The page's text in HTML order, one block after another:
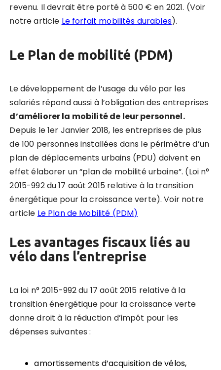
revenu. Il devrait être porté à 500 € en 2021. (Voir
notre article Le forfait mobilités durables).
Le Plan de mobilité (PDM)
Le développement de l’usage du vélo par les
salariés répond aussi à l’obligation des entreprises
d’améliorer la mobilité de leur personnel.
Depuis le 1er Janvier 2018, les entreprises de plus
de 100 personnes installées dans le périmètre d’un
plan de déplacements urbains (PDU) doivent en
effet élaborer un “plan de mobilité urbaine”. (Loi n°
2015-992 du 17 août 2015 relative à la transition
énergétique pour la croissance verte). Voir notre
article Le Plan de Mobilité (PDM)
Les avantages fiscaux liés au
vélo dans l’entreprise
La loi n° 2015-992 du 17 août 2015 relative à la
transition énergétique pour la croissance verte
donne droit à la réduction d’impôt pour les
dépenses suivantes :
amortissements d’acquisition de vélos,